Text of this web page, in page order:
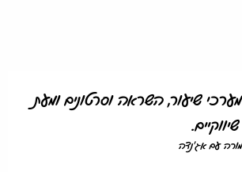
שיעור, השראה וסרטונים ומעת
מורה עם אג'נדה